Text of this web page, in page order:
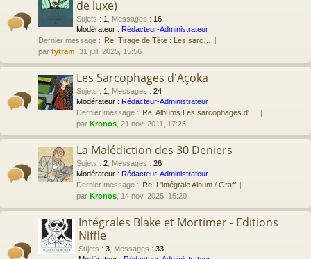
de luxe)
Sujets : 1 Messages : 16
Modérateur : Rédacteur-Administrateur
Dernier message : Re: Tirage de Tête : Les sarc…
par tytram , 31 juil. 2025, 15:56
Les Sarcophages d'Açoka
Sujets : 1 Messages : 24
Modérateur : Rédacteur-Administrateur
Dernier message : Re: Albums Les sarcophages d'…
par Kronos , 21 nov. 2011, 17:25
La Malédiction des 30 Deniers
Sujets : 2 Messages : 26
Modérateur : Rédacteur-Administrateur
Dernier message : Re: L'intégrale Album / Graff
par Kronos , 14 nov. 2025, 15:20
Intégrales Blake et Mortimer - Editions
Niffle
Sujets : 3 Messages : 33